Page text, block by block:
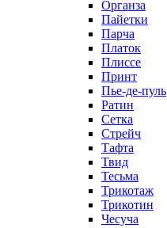
Органза
Пайетки
Парча
Платок
Плиссе
Принт
Пье-де-пуль
Ратин
Сетка
Стрейч
Тафта
Твид
Тесьма
Трикотаж
Трикотин
Чесуча